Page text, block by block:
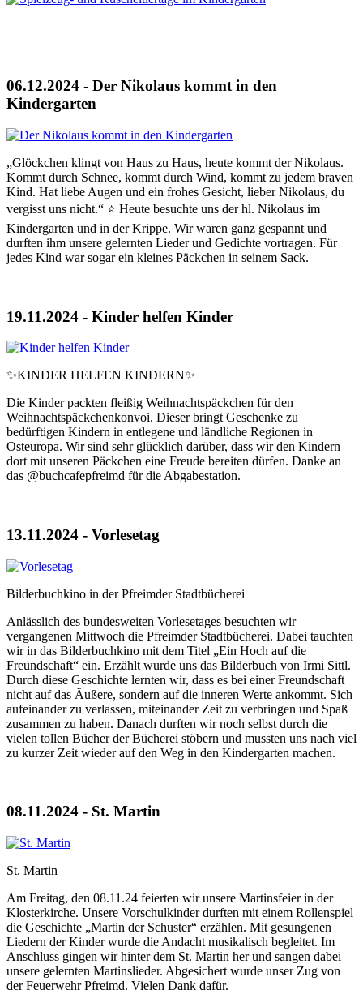
06.12.2024 - Der Nikolaus kommt in den
Kindergarten
„Glöckchen klingt von Haus zu Haus, heute kommt der Nikolaus.
Kommt durch Schnee, kommt durch Wind, kommt zu jedem braven
Kind. Hat liebe Augen und ein frohes Gesicht, lieber Nikolaus, du
vergisst uns nicht.“ ⭐️ Heute besuchte uns der hl. Nikolaus im
Kindergarten und in der Krippe. Wir waren ganz gespannt und
durften ihm unsere gelernten Lieder und Gedichte vortragen. Für
jedes Kind war sogar ein kleines Päckchen in seinem Sack.
19.11.2024 - Kinder helfen Kinder
✨KINDER HELFEN KINDERN✨
Die Kinder packten fleißig Weihnachtspäckchen für den
Weihnachtspäckchenkonvoi. Dieser bringt Geschenke zu
bedürftigen Kindern in entlegene und ländliche Regionen in
Osteuropa. Wir sind sehr glücklich darüber, dass wir den Kindern
dort mit unseren Päckchen eine Freude bereiten dürfen. Danke an
das @buchcafepfreimd für die Abgabestation.
13.11.2024 - Vorlesetag
Bilderbuchkino in der Pfreimder Stadtbücherei
Anlässlich des bundesweiten Vorlesetages besuchten wir
vergangenen Mittwoch die Pfreimder Stadtbücherei. Dabei tauchten
wir in das Bilderbuchkino mit dem Titel „Ein Hoch auf die
Freundschaft“ ein. Erzählt wurde uns das Bilderbuch von Irmi Sittl.
Durch diese Geschichte lernten wir, dass es bei einer Freundschaft
nicht auf das Äußere, sondern auf die inneren Werte ankommt. Sich
aufeinander zu verlassen, miteinander Zeit zu verbringen und Spaß
zusammen zu haben. Danach durften wir noch selbst durch die
vielen tollen Bücher der Bücherei stöbern und mussten uns nach viel
zu kurzer Zeit wieder auf den Weg in den Kindergarten machen.
08.11.2024 - St. Martin
St. Martin
Am Freitag, den 08.11.24 feierten wir unsere Martinsfeier in der
Klosterkirche. Unsere Vorschulkinder durften mit einem Rollenspiel
die Geschichte „Martin der Schuster“ erzählen. Mit gesungenen
Liedern der Kinder wurde die Andacht musikalisch begleitet. Im
Anschluss gingen wir hinter dem St. Martin her und sangen dabei
unsere gelernten Martinslieder. Abgesichert wurde unser Zug von
der Feuerwehr Pfreimd. Vielen Dank dafür.